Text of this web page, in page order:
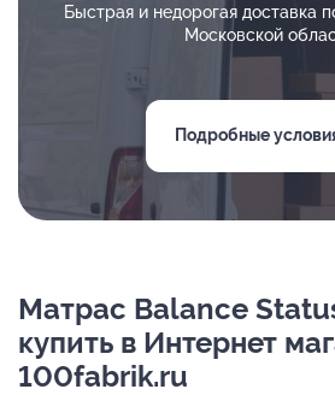
Быстрая и недорогая доставка
Московской
Подробные
Матрас Balance
купить в Интернет
100fabrik.ru